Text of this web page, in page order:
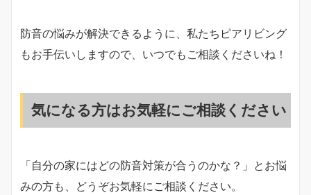
防音の悩みが解決できるように、私たちピアリビング
もお手伝いしますので、いつでもご相談くださいね！
気になる方はお気軽にご相談ください
「自分の家にはどの防音対策が合うのかな？」とお悩
みの方も、どうぞお気軽にご相談ください。